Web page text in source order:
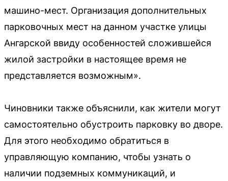
машино-мест. Организация дополнительных
парковочных мест на данном участке улицы
Ангарской ввиду особенностей сложившейся
жилой застройки в настоящее время не
представляется возможным».
Чиновники также объяснили, как жители могут
самостоятельно обустроить парковку во дворе.
Для этого необходимо обратиться в
управляющую компанию, чтобы узнать о
наличии подземных коммуникаций, и